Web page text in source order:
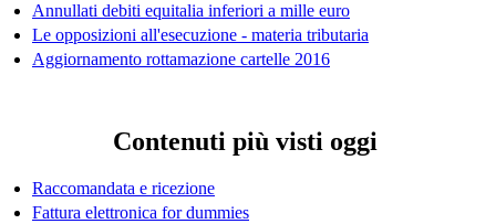
Annullati debiti equitalia inferiori a mille euro
Le opposizioni all'esecuzione - materia tributaria
Aggiornamento rottamazione cartelle 2016
Contenuti più visti oggi
Raccomandata e ricezione
Fattura elettronica for dummies